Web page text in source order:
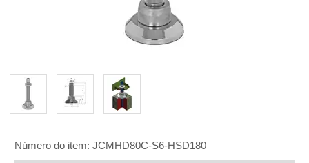
Número do item: JCMHD80C-S6-HSD180